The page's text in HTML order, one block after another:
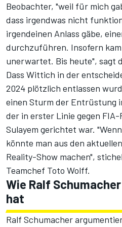
Beobachter, "weil für mich
dass irgendwas nicht
irgendeinen Anlass gäbe,
durchzuführen. Insofern kam
unerwartet. Bis heute", sagt
Dass Wittich in der
2024 plötzlich entlassen
einen Sturm der Entrüstung
der in erster Linie gegen
Sulayem gerichtet war.
könnte man aus den
Reality-Show machen",
Teamchef Toto Wolff.
Wie Ralf
hat
Ralf Schumacher